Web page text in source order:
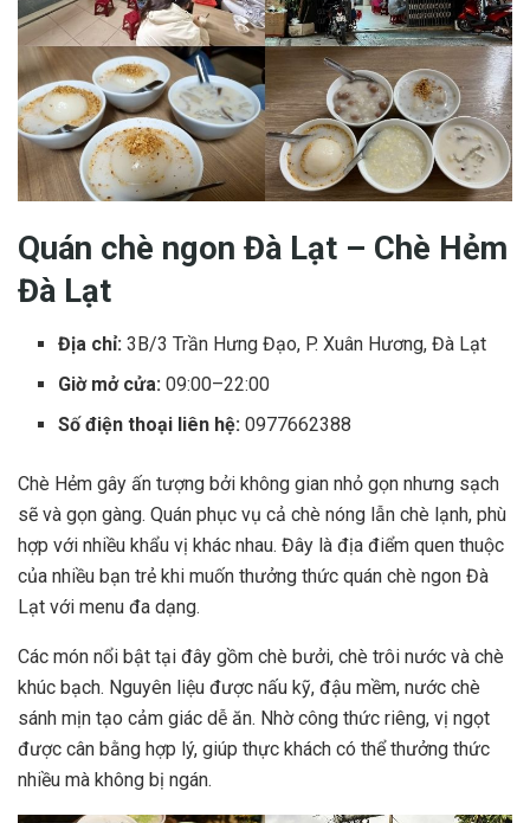
Quán chè ngon Đà Lạt – Chè Hẻm
Đà Lạt
Địa chỉ: 3B/3 Trần Hưng Đạo, P. Xuân Hương, Đà Lạt
Giờ mở cửa: 09:00–22:00
Số điện thoại liên hệ: 0977662388
Chè Hẻm gây ấn tượng bởi không gian nhỏ gọn nhưng sạch
sẽ và gọn gàng. Quán phục vụ cả chè nóng lẫn chè lạnh, phù
hợp với nhiều khẩu vị khác nhau. Đây là địa điểm quen thuộc
của nhiều bạn trẻ khi muốn thưởng thức quán chè ngon Đà
Lạt với menu đa dạng.
Các món nổi bật tại đây gồm chè bưởi, chè trôi nước và chè
khúc bạch. Nguyên liệu được nấu kỹ, đậu mềm, nước chè
sánh mịn tạo cảm giác dễ ăn. Nhờ công thức riêng, vị ngọt
được cân bằng hợp lý, giúp thực khách có thể thưởng thức
nhiều mà không bị ngán.